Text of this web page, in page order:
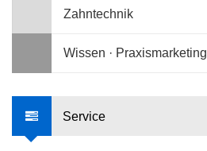
Zahntechnik
Wissen · Praxismarketing
Service